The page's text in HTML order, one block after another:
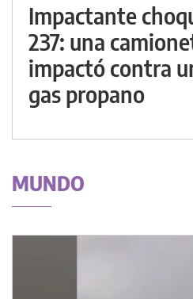
Impactante
237: una
impactó contra
gas propano
MUNDO